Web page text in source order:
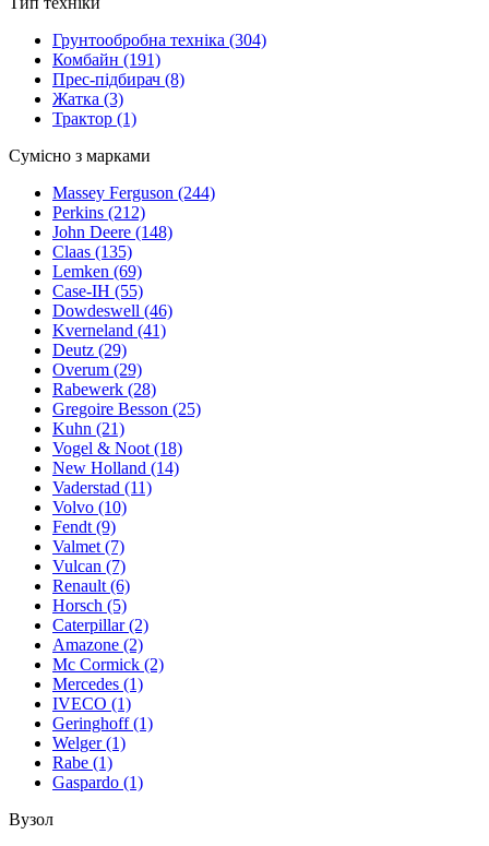
Грунтообробна техніка (304)
Комбайн (191)
Прес-підбирач (8)
Жатка (3)
Трактор (1)
Сумісно з марками
Massey Ferguson (244)
Perkins (212)
John Deere (148)
Claas (135)
Lemken (69)
Case-IH (55)
Dowdeswell (46)
Kverneland (41)
Deutz (29)
Overum (29)
Rabewerk (28)
Gregoire Besson (25)
Kuhn (21)
Vogel & Noot (18)
New Holland (14)
Vaderstad (11)
Volvo (10)
Fendt (9)
Valmet (7)
Vulcan (7)
Renault (6)
Horsch (5)
Caterpillar (2)
Amazone (2)
Mc Cormick (2)
Mercedes (1)
IVECO (1)
Geringhoff (1)
Welger (1)
Rabe (1)
Gaspardo (1)
Вузол